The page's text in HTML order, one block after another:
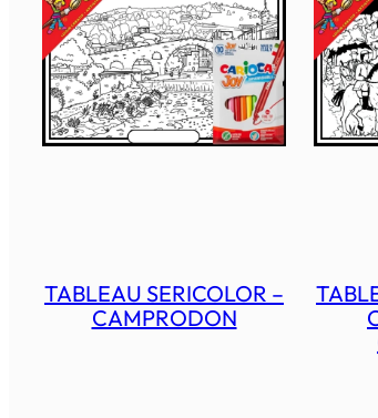
TABLEAU SERICOLOR –
CAMPRODON